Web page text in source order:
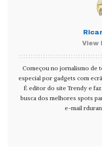
View
Começou no jornalismo de
especial por gadgets com
É editor do site Trendy e
busca dos melhores spots
e-mail